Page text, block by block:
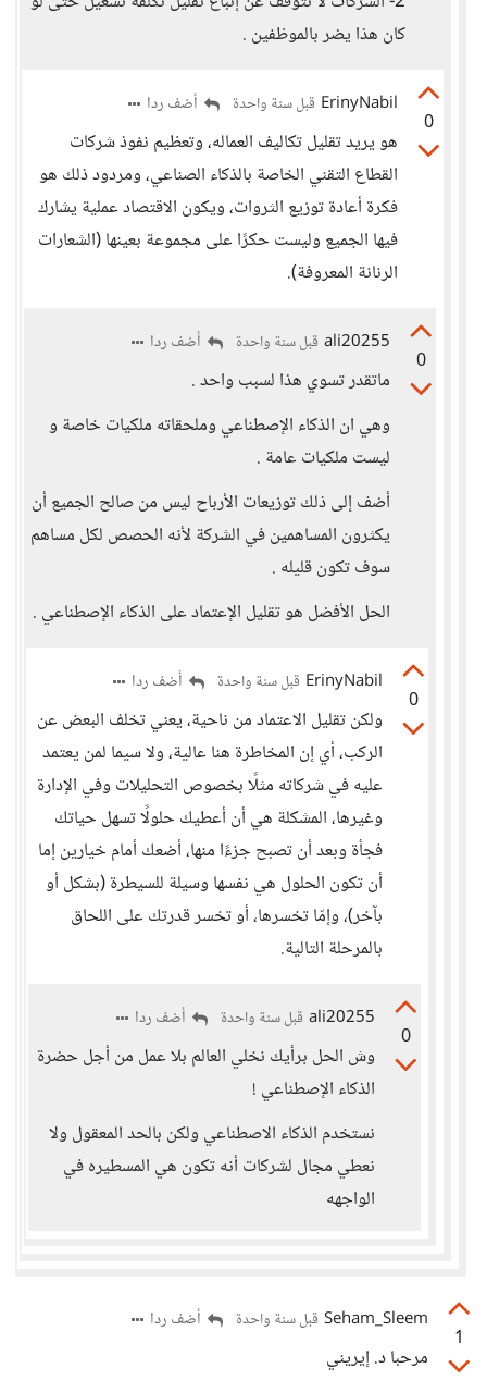
كان هذا يضر بالموظفين .
0
ErinyNabil قبل سنة واحدة أضف ردا
هو يريد تقليل تكاليف العماله، وتعظيم نفوذ شركات
القطاع التقني الخاصة بالذكاء الصناعي، ومردود ذلك هو
فكرة أعادة توزيع الثروات، ويكون الاقتصاد عملية يشارك
فيها الجميع وليست حكرًا على مجموعة بعينها (الشعارات
الرنانة المعروفة).
0
ali20255 قبل سنة واحدة أضف ردا
ماتقدر تسوي هذا لسبب واحد .
وهي ان الذكاء الإصطناعي وملحقاته ملكيات خاصة و
ليست ملكيات عامة .
أضف إلى ذلك توزيعات الأرباح ليس من صالح الجميع أن
يكثرون المساهمين في الشركة لأنه الحصص لكل مساهم
سوف تكون قليله .
الحل الأفضل هو تقليل الإعتماد على الذكاء الإصطناعي .
0
ErinyNabil قبل سنة واحدة أضف ردا
ولكن تقليل الاعتماد من ناحية، يعني تخلف البعض عن
الركب، أي إن المخاطرة هنا عالية، ولا سيما لمن يعتمد
عليه في شركاته مثلًا بخصوص التحليلات وفي الإدارة
وغيرها، المشكلة هي أن أعطيك حلولًا تسهل حياتك
فجأة وبعد أن تصبح جزءًا منها، أضعك أمام خيارين إما
أن تكون الحلول هي نفسها وسيلة للسيطرة (بشكل أو
بآخر)، وإمّا تخسرها، أو تخسر قدرتك على اللحاق
بالمرحلة التالية.
0
ali20255 قبل سنة واحدة أضف ردا
وش الحل برأيك نخلي العالم بلا عمل من أجل حضرة
الذكاء الإصطناعي !
نستخدم الذكاء الاصطناعي ولكن بالحد المعقول ولا
نعطي مجال لشركات أنه تكون هي المسطيره في
الواجهه
1
Seham_Sleem قبل سنة واحدة أضف ردا
مرحبا د. إيريني